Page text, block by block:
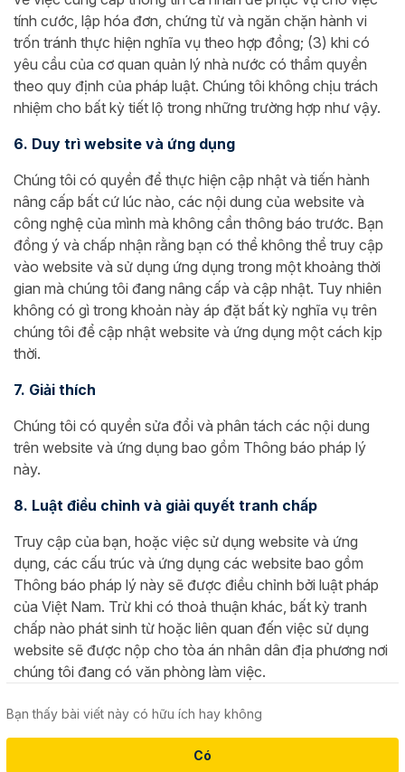
tính cước, lập hóa đơn, chứng từ và ngăn chặn hành vi
trốn tránh thực hiện nghĩa vụ theo hợp đồng; (3) khi có
yêu cầu của cơ quan quản lý nhà nước có thẩm quyền
theo quy định của pháp luật. Chúng tôi không chịu trách
nhiệm cho bất kỳ tiết lộ trong những trường hợp như vậy.
6. Duy trì website và ứng dụng
Chúng tôi có quyền để thực hiện cập nhật và tiến hành
nâng cấp bất cứ lúc nào, các nội dung của website và
công nghệ của mình mà không cần thông báo trước. Bạn
đồng ý và chấp nhận rằng bạn có thể không thể truy cập
vào website và sử dụng ứng dụng trong một khoảng thời
gian mà chúng tôi đang nâng cấp và cập nhật. Tuy nhiên
không có gì trong khoản này áp đặt bất kỳ nghĩa vụ trên
chúng tôi để cập nhật website và ứng dụng một cách kịp
thời.
7. Giải thích
Chúng tôi có quyền sửa đổi và phân tách các nội dung
trên website và ứng dụng bao gồm Thông báo pháp lý
này.
8. Luật điều chỉnh và giải quyết tranh chấp
Truy cập của bạn, hoặc việc sử dụng website và ứng
dụng, các cấu trúc và ứng dụng các website bao gồm
Thông báo pháp lý này sẽ được điều chỉnh bởi luật pháp
của Việt Nam. Trừ khi có thoả thuận khác, bất kỳ tranh
chấp nào phát sinh từ hoặc liên quan đến việc sử dụng
website sẽ được nộp cho tòa án nhân dân địa phương nơi
chúng tôi đang có văn phòng làm việc.
Bạn thấy bài viết này có hữu ích hay không
Có